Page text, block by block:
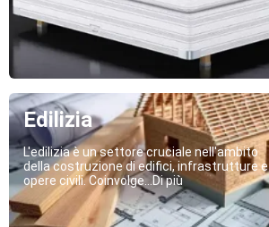
Edilizia
L'edilizia è un settore cruciale nell'ambito
della costruzione di edifici, infrastrutture e
opere civili. Coinvolge...Di più